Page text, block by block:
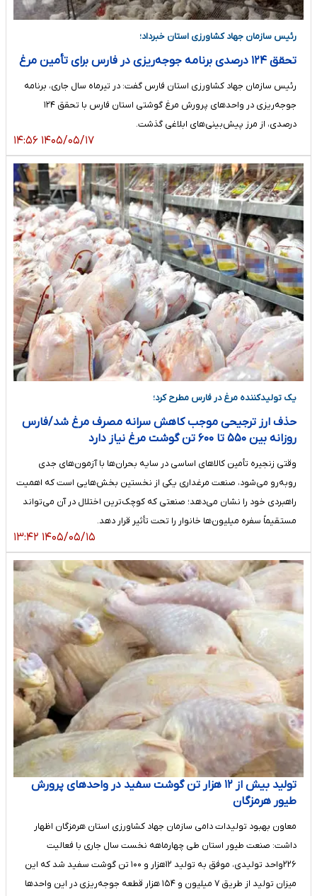
رئیس سازمان جهاد کشاورزی استان خبرداد؛
تحقق ۱۲۴ درصدی برنامه جوجه‌ریزی در فارس برای تأمین مرغ
رئیس سازمان جهاد کشاورزی استان فارس گفت: در تیرماه سال جاری، برنامه
جوجه‌ریزی در واحدهای پرورش مرغ گوشتی استان فارس با تحقق ۱۲۴
درصدی، از مرز پیش‌بینی‌های ابلاغی گذشت.
۱۴۰۵/۰۵/۱۷ ۱۴:۵۶
یک تولیدکننده مرغ در فارس مطرح کرد؛
حذف ارز ترجیحی موجب کاهش سرانه مصرف مرغ شد/فارس
روزانه بین ۵۵۰ تا ۶۰۰ تن گوشت مرغ نیاز دارد
وقتی زنجیره تأمین کالاهای اساسی در سایه بحران‌ها با آزمون‌های جدی
روبه‌رو می‌شود، صنعت مرغداری یکی از نخستین بخش‌هایی است که اهمیت
راهبردی خود را نشان می‌دهد؛ صنعتی که کوچک‌ترین اختلال در آن می‌تواند
مستقیماً سفره میلیون‌ها خانوار را تحت تأثیر قرار دهد.
۱۴۰۵/۰۵/۱۵ ۱۳:۴۲
تولید بیش از ۱۲ هزار تن گوشت سفید در واحدهای پرورش
طیور هرمزگان
معاون بهبود تولیدات دامی سازمان جهاد کشاورزی استان هرمزگان اظهار
داشت: صنعت طیور استان طی چهارماهه نخست سال جاری با فعالیت
۲۲۶واحد تولیدی، موفق به تولید ۱۲هزار و ۱۰۰ تن گوشت سفید شد که این
میزان تولید از طریق ۷ میلیون و ۱۵۴ هزار قطعه جوجه‌ریزی در این واحدها